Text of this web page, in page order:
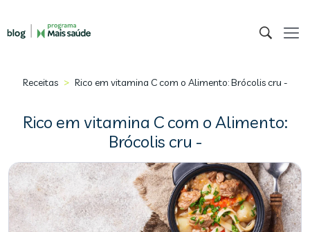
Receitas > Rico em vitamina C com o Alimento: Brócolis cru -
Rico em vitamina C com o Alimento:
Brócolis cru -